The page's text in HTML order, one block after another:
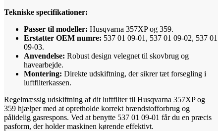
Tekniske specifikationer:
Passer til modeller: Husqvarna 357XP og 359.
Erstatter OEM numre: 537 01 09-01, 537 01 09-02, 537 01
09-03.
Anvendelse: Robust design velegnet til skovbrug og
havearbejde.
Montering: Direkte udskiftning, der sikrer tæt forsegling i
luftfilterkassen.
Regelmæssig udskiftning af dit luftfilter til Husqvarna 357XP og
359 hjælper med at opretholde korrekt brændstofforbrug og
pålidelig gasrespons. Ved at benytte 537 01 09-01 får du en præcis
pasform, der holder maskinen kørende effektivt.